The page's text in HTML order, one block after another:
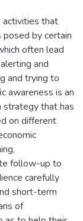
activities that
posed by certain
often lead
and
and trying to
awareness is an
strategy that has
on different
follow-up to
carefully
short-term
of